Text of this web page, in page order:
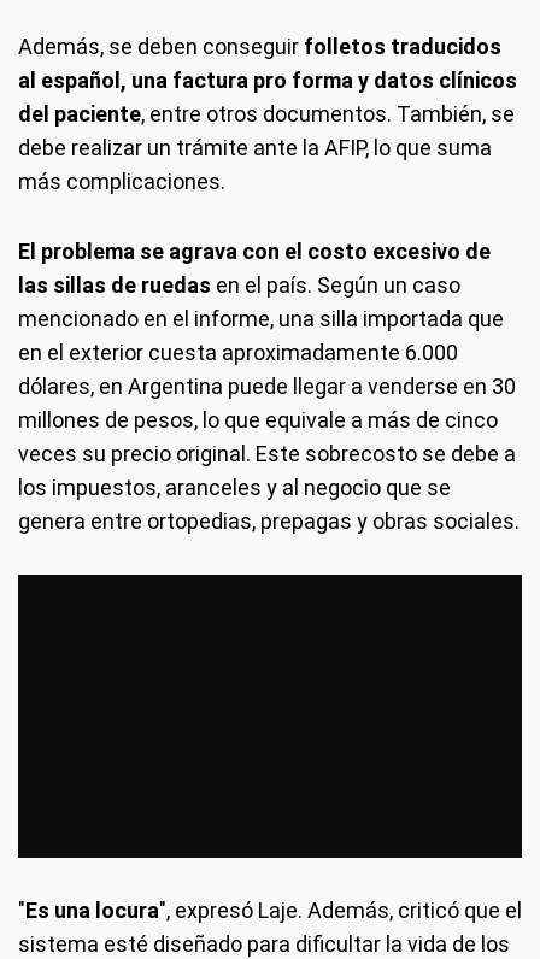
Además, se deben conseguir folletos traducidos
al español, una factura pro forma y datos clínicos
del paciente, entre otros documentos. También, se
debe realizar un trámite ante la AFIP, lo que suma
más complicaciones.
El problema se agrava con el costo excesivo de
las sillas de ruedas en el país. Según un caso
mencionado en el informe, una silla importada que
en el exterior cuesta aproximadamente 6.000
dólares, en Argentina puede llegar a venderse en 30
millones de pesos, lo que equivale a más de cinco
veces su precio original. Este sobrecosto se debe a
los impuestos, aranceles y al negocio que se
genera entre ortopedias, prepagas y obras sociales.
"Es una locura", expresó Laje. Además, criticó que el
sistema esté diseñado para dificultar la vida de los